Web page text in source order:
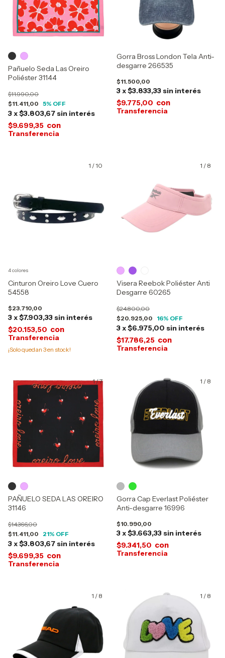
Pañuelo Seda Las Oreiro
Poliéster 31144
$11.411,00
$11.990,00
5% OFF
3x$3.803,67 sin interés
$9.699,35 con
Gorra Bross London Tela Anti-
desgarre 266535
$11.500,00
3x$3.833,33 sin interés
$9.775,00 con
1 /10
Cinturon Oreiro Love Cuero
54558
$23.710,00
3x$7.903,33 sin interés
$20.153,50 con
¡Solo quedan 3en stock!
4 colores
1 / 8
Visera Reebok Poliéster Anti
Desgarre 60265
$20.925,00
$24.800,00
16% OFF
3x$6.975,00 sin interés
$17.786,25 con
1/7
PAÑUELO SEDA LAS OREIRO
31146
$11.411,00
$14.366,00
21% OFF
3x$3.803,67 sin interés
$9.699,35 con
1 / 8
Gorra Cap Everlast Poliéster
Anti-desgarre 16996
$10.990,00
3x$3.663,33 sin interés
$9.341,50 con
1 / 8 1 / 8